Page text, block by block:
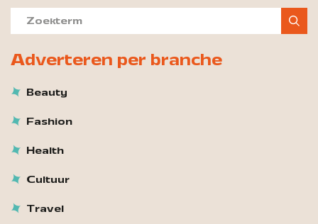
Adverteren per branche
Beauty
Fashion
Health
Cultuur
Travel